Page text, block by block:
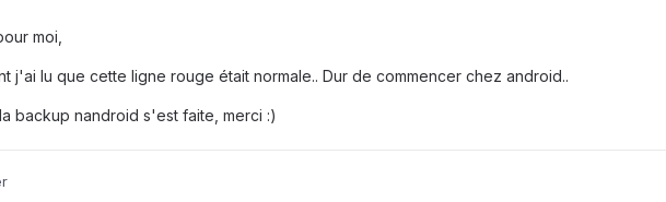
moi,
j'ai lu que cette ligne rouge était normale.. Dur de commencer chez android..
backup nandroid s'est faite, merci :)